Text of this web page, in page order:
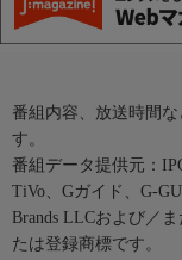
番組内容、放送時間
す。
番組データ提供元：
TiVo、Gガイド、G-
Brands LLCおよび／
たは登録商標です。